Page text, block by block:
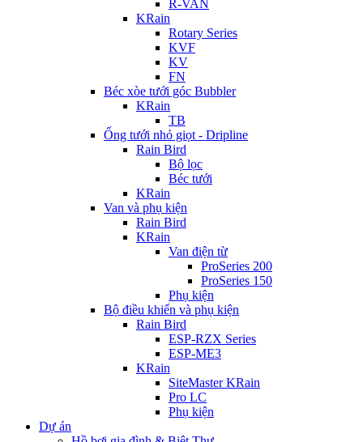
R-VAN
KRain
Rotary Series
KVF
KV
FN
Béc xòe tưới góc Bubbler
KRain
TB
Ống tưới nhỏ giọt - Dripline
Rain Bird
Bộ lọc
Béc tưới
KRain
Van và phụ kiện
Rain Bird
KRain
Van điện từ
ProSeries 200
ProSeries 150
Phụ kiện
Bộ điều khiển và phụ kiện
Rain Bird
ESP-RZX Series
ESP-ME3
KRain
SiteMaster KRain
Pro LC
Phụ kiện
Dự án